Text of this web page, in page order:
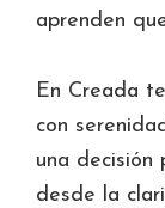
aprenden
En Creada
con
una decisión
desde la